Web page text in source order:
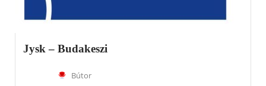
Jysk – Budakeszi
Bútor